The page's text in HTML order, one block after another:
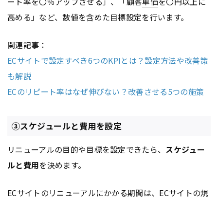
高める」など、数値を含めた目標設定を行います。
関連記事：
ECサイトで設定すべき6つのKPIとは？設定方法や改善策
も解説
ECのリピート率はなぜ伸びない？改善させる5つの施策
③スケジュールと費用を設定
リニューアルの目的や目標を設定できたら、 スケジュー
ルと費用を決めます。
ECサイトのリニューアルにかかる期間は、ECサイトの規